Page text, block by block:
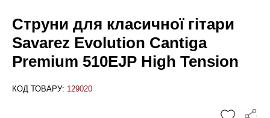
Струни для класичної гітари
Savarez Evolution Cantiga
Premium 510EJP High Tension
КОД ТОВАРУ: 129020